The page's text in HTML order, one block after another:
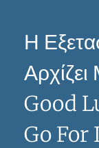
Η
Good
Go For